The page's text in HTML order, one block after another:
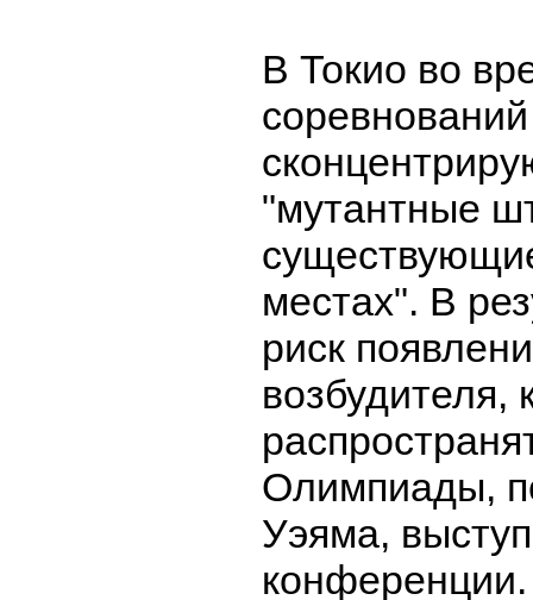
В Токио во
соревнований
"мутантные
местах". В
риск
возбудителя,
Олимпиады,
Уэяма,